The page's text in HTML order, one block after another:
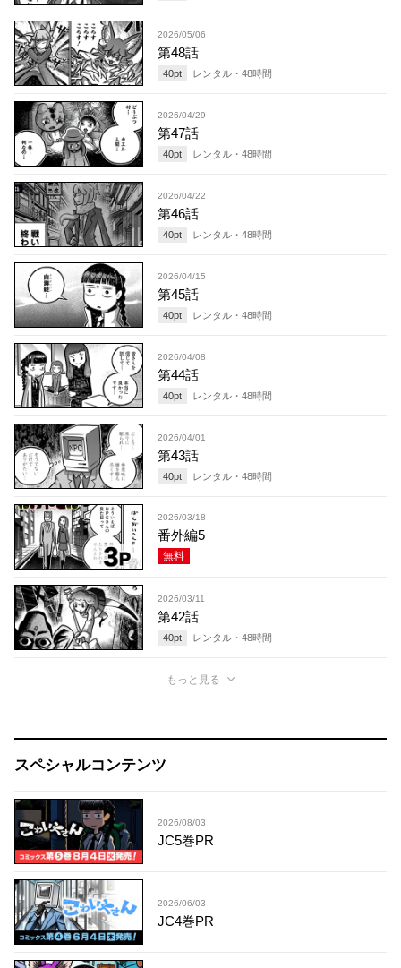
2026/05/06
第48話
40pt レンタル・ 48時間
2026/04/29
第47話
40pt レンタル・ 48時間
2026/04/22
第46話
40pt レンタル・ 48時間
2026/04/15
第45話
40pt レンタル・ 48時間
2026/04/08
第44話
40pt レンタル・ 48時間
2026/04/01
第43話
40pt レンタル・ 48時間
2026/03/18
番外編5
無料
2026/03/11
第42話
40pt レンタル・ 48時間
もっと見る
スペシャルコンテンツ
2026/08/03
JC5巻PR
2026/06/03
JC4巻PR